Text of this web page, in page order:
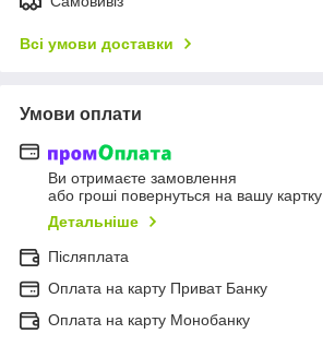
Всі умови доставки
Умови оплати
Ви отримаєте замовлення
або гроші повернуться на вашу картку
Детальніше
Післяплата
Оплата на карту Приват Банку
Оплата на карту Монобанку